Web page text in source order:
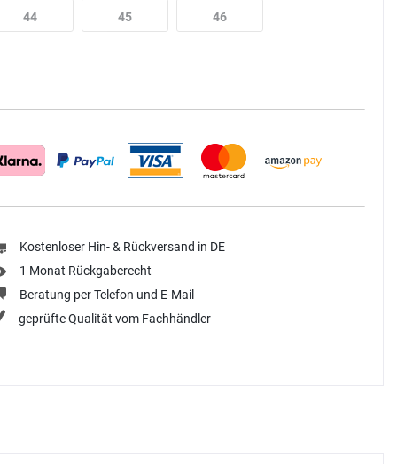
44 45 46
Kostenloser Hin- & Rückversand in DE
1 Monat Rückgaberecht
Beratung per Telefon und E-Mail
geprüfte Qualität vom Fachhändler